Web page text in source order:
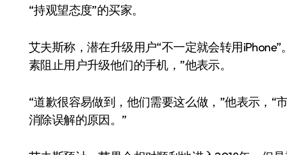
“持观望态度”的买家。
艾夫斯称，潜在升级用户“不一定就会转用
素阻止用户升级他们的手机，”他表示。
“道歉很容易做到，他们需要这么做，”他表示，“
消除误解的原因。”